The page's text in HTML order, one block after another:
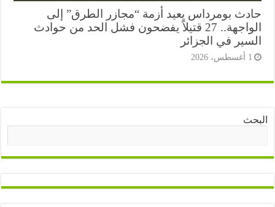
بومرداس يعيد أزمة “مجازر الطرق” إلى
الواجهة.. 27 قتيلاً يفضحون فشل الحد من حوادث
في الجزائر